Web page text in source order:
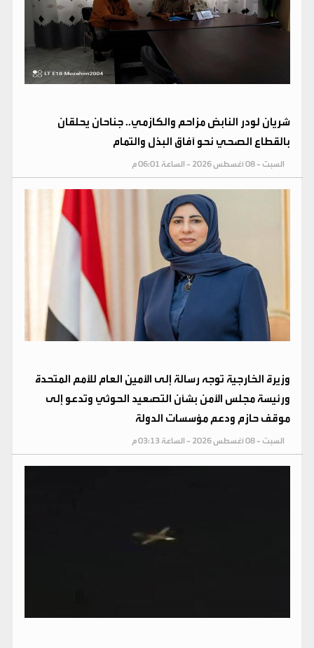
شريان لودر النابض مزاحم والكازمي.. جناحان يحلقان
بالقطاع الصحي نحو آفاق البذل والتمام
السبت - 08 أغسطس 2026 - الساعة 06:01 م
وزيرة الخارجية توجه رسالة إلى الأمين العام للأمم المتحدة
ورئيسة مجلس الأمن بشأن التصعيد الحوثي وتدعو إلى
موقف حازم ودعم مؤسسات الدولة
السبت - 08 أغسطس 2026 - الساعة 03:13 م